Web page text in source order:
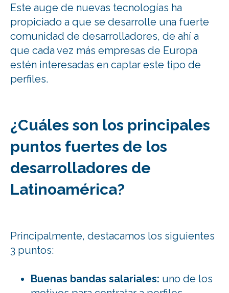
Este auge de nuevas tecnologías ha
propiciado a que se desarrolle una fuerte
comunidad de desarrolladores, de ahí a
que cada vez más empresas de Europa
estén interesadas en captar este tipo de
perfiles.
¿Cuáles son los principales
puntos fuertes de los
desarrolladores de
Latinoamérica?
Principalmente, destacamos los siguientes
3 puntos:
Buenas bandas salariales: uno de los